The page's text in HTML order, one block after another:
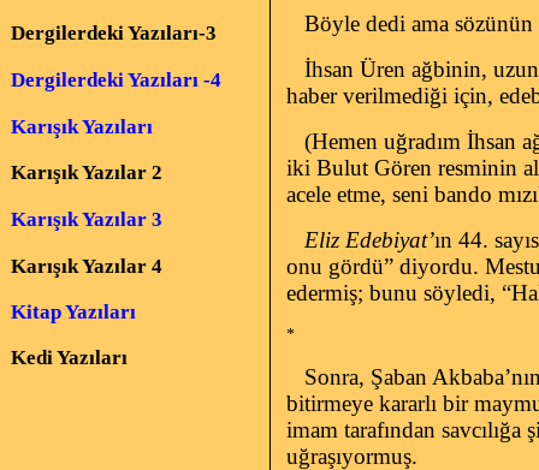
Dergilerdeki Yazıları-3
Dergilerdeki Yazıları -4
Karışık Yazıları
Karışık Yazılar 2
Karışık Yazılar 3
Karışık Yazılar 4
Kitap Yazıları
Kedi Yazıları
Böyle dedi ama
İhsan Üren ağbinin,
haber verilmediği için,
(Hemen uğradım İhsan
iki Bulut Gören resminin
acele etme, seni bando
Eliz Edebiyat’ın 44.
onu gördü” diyordu.
edermiş; bunu söyledi,
*
Sonra, Şaban
bitirmeye kararlı bir
imam tarafından savcılığa
uğraşıyormuş.